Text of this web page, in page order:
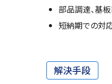
部品調達、基
短納期での対
解決手段